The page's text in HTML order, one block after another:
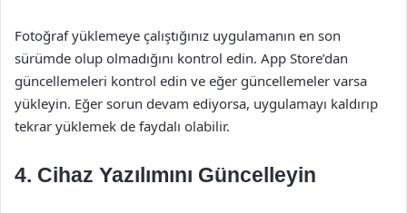
Fotoğraf yüklemeye çalıştığınız uygulamanın en son
sürümde olup olmadığını kontrol edin. App Store’dan
güncellemeleri kontrol edin ve eğer güncellemeler varsa
yükleyin. Eğer sorun devam ediyorsa, uygulamayı kaldırıp
tekrar yüklemek de faydalı olabilir.
4. Cihaz Yazılımını Güncelleyin